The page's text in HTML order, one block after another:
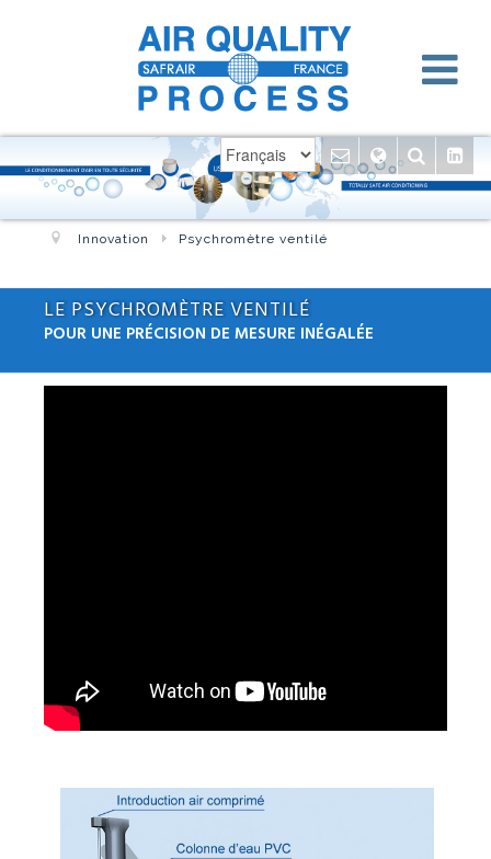
Innovation Psychromètre ventilé
LE PSYCHROMÈTRE VENTILÉ
POUR UNE PRÉCISION DE MESURE INÉGALÉE